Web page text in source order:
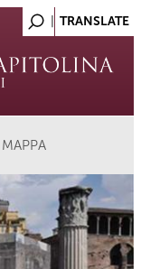
MAPPA